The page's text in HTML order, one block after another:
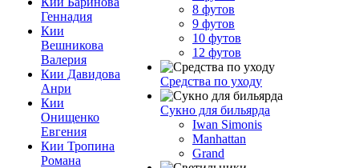
Геннадия
Кии
Вешникова
Валерия
Кии Давидова
Анри
Кии
Онищенко
Евгения
Кии Тропина
Романа
8 футов
9 футов
10 футов
12 футов
Средства по уходу
Сукно для бильярда
Iwan Simonis
Manhattan
Grand